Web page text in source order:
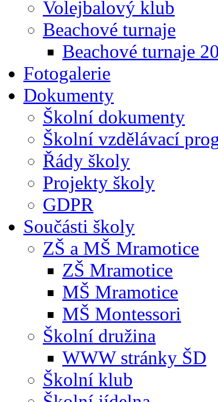
Volejbalový klub
Beachové turnaje
Beachové turnaje
Fotogalerie
Dokumenty
Školní dokumenty
Školní vzdělávací
Řády školy
Projekty školy
GDPR
Součásti školy
ZŠ a MŠ Mramotice
ZŠ Mramotice
MŠ Mramotice
MŠ Montessori
Školní družina
WWW stránky ŠD
Školní klub